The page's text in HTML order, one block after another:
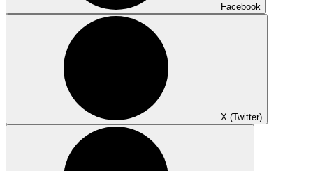
Facebook
X (Twitter)